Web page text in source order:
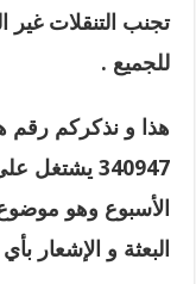
تجنب التنقلات غير
للجميع .
340947
الأسبوع وهو
البعثة و الإشعار